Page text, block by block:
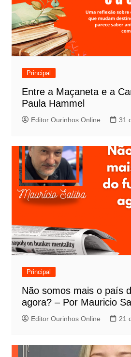
Principal
Entre a Maçaneta e a
Paula Hammel
Editor Ourinhos Online 31
Principal
Não somos mais o país
agora? – Por Mauricio
Editor Ourinhos Online 21